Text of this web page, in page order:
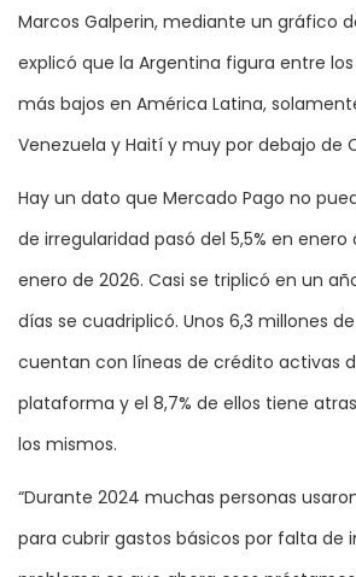
Marcos Galperin, mediante un gráfico
explicó que la Argentina figura entre
más bajos en América Latina,
Venezuela y Haití y muy por debajo de
Hay un dato que Mercado Pago no
de irregularidad pasó del 5,5% en enero
enero de 2026. Casi se triplicó en un
días se cuadriplicó. Unos 6,3 millones
cuentan con líneas de crédito activas
plataforma y el 8,7% de ellos tiene
los mismos.
“Durante 2024 muchas personas
para cubrir gastos básicos por falta de